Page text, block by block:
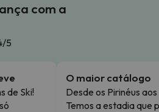
com a
5
de Ski!
O maior catálogo
Desde os Pirinéus
Temos a estadia que